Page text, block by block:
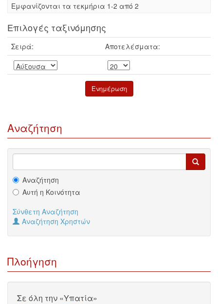
Eμφανίζονται τα τεκμήρια 1-2 από 2
Επιλογές ταξινόμησης
Σειρά: Αποτελέσματα:
Αναζήτηση
Αναζήτηση
Αυτή η Κοινότητα
Σύνθετη Αναζήτηση
Αναζήτηση Χρηστών
Πλοήγηση
Σε όλη την «Υπατία»